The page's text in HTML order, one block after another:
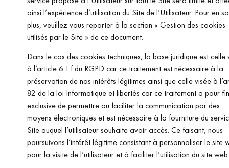
ainsi l’expérience d’utilisation du Site de l’Utilisateur. Pour en
plus, veuillez vous reporter à la section « Gestion des cookies
utilisés par le Site » de ce document.
Dans le cas des cookies techniques, la base juridique est celle
à l’article 6.1.f du RGPD car ce traitement est nécessaire à la
préservation de nos intérêts légitimes ainsi que celle visée à
82 de la loi Informatique et libertés car ce traitement a pour
exclusive de permettre ou faciliter la communication par des
moyens électroniques et est nécessaire à la fourniture du
Site auquel l’utilisateur souhaite avoir accès. Ce faisant, nous
poursuivons l’intérêt légitime consistant à personnaliser le site
pour la visite de l’utilisateur et à faciliter l’utilisation du site web.